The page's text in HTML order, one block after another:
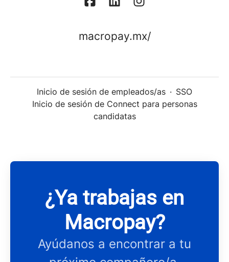
macropay.mx/
Inicio de sesión de empleados/as · SSO
Inicio de sesión de Connect para personas
candidatas
¿Ya trabajas en
Macropay?
Ayúdanos a encontrar a tu